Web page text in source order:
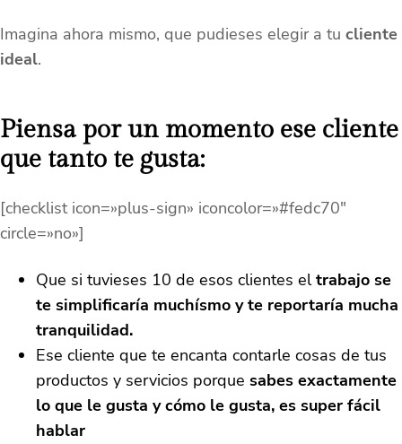
Imagina ahora mismo, que pudieses elegir a tu cliente
ideal.
Piensa por un momento ese cliente
que tanto te gusta:
[checklist icon=»plus-sign» iconcolor=»#fedc70″
circle=»no»]
Que si tuvieses 10 de esos clientes eltrabajo se
te simplificaría muchísmo y te reportaría mucha
tranquilidad.
Ese cliente que te encanta contarle cosas de tus
productos y servicios porque sabes exactamente
lo que le gusta y cómo le gusta, es super fácil
hablar